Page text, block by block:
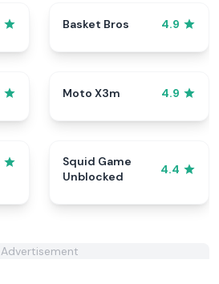
Basket Bros 4.9
Moto X3m 4.9
Squid Game
Unblocked
4.4
Advertisement